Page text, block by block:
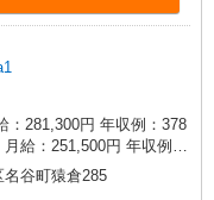
別途全額支給（サービス
年／夜勤5回の場合）
：281,300円 年収例：378
当、働き
谷町猿倉285